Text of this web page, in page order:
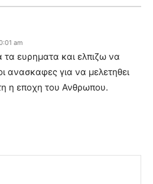
am
τα ευρηματα και ελπιζω να
ανασκαφες για να μελετηθει
η εποχη του Ανθρωπου.